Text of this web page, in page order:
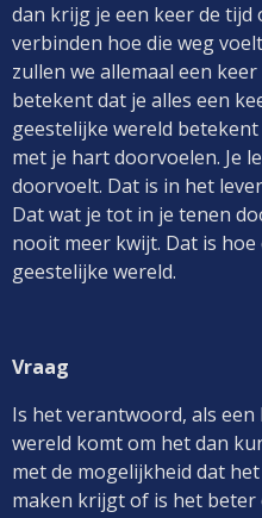
dan krijg je een keer de tijd
verbinden hoe die weg
zullen we allemaal een
betekent dat je alles een
geestelijke wereld
met je hart doorvoelen. Je
doorvoelt. Dat is in het
Dat wat je tot in je tenen
nooit meer kwijt. Dat is
geestelijke wereld.
Vraag
Is het verantwoord, als
wereld komt om het dan
met de mogelijkheid dat
maken krijgt of is het beter